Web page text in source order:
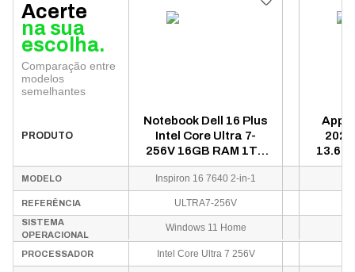
Acerte
na sua
escolha.
Comparação entre
modelos
semelhantes
PRODUTO
Notebook Dell 16 Plus
Intel Core Ultra 7-
256V 16GB RAM 1TB
SSD Tela 16" Full HD+
Touch Windows 11
13.6"
SSD
MODELO Inspiron 16 7640 2-in-1
REFERÊNCIA ULTRA7-256V
SISTEMA
OPERACIONAL
Windows 11 Home
PROCESSADOR Intel Core Ultra 7 256V